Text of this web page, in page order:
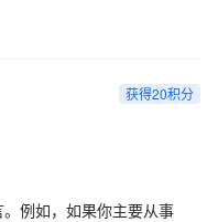
获得20积分
例如，如果你主要从事